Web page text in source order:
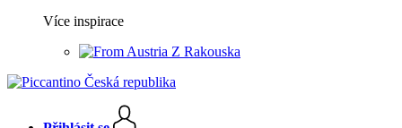
Více inspirace
Z Rakouska